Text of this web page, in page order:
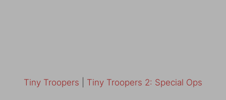
Tiny Troopers Tiny Troopers 2: Special Ops